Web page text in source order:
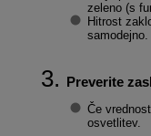
zeleno (s
Hitrost
samodejno.
Preverite
Če
osvetlitev.